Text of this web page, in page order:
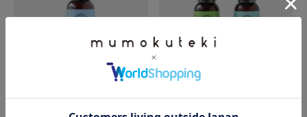
PERFECT POTION
PERFECT POTION